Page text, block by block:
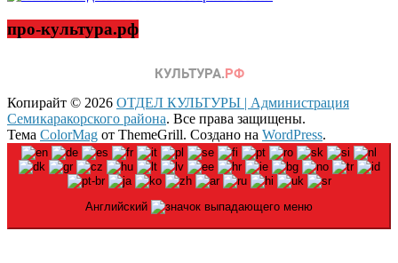
про-культура.рф
Копирайт © 2026 ОТДЕЛ КУЛЬТУРЫ | Администрация
Семикаракорского района. Все права защищены.
Тема ColorMag от ThemeGrill. Создано на WordPress.
Английский